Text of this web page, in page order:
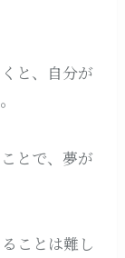
と、自分が
とで、夢が
ことは難し